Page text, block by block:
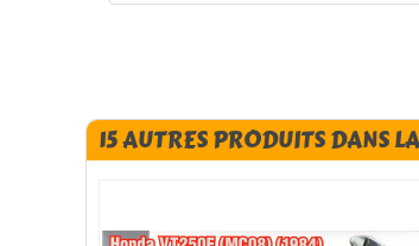
15 AUTRES PRODUITS DANS